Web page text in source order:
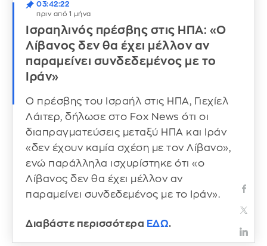
03:42:22
πριν από 1 μήνα
Ισραηλινός πρέσβης στις ΗΠΑ: «Ο
Λίβανος δεν θα έχει μέλλον αν
παραμείνει συνδεδεμένος με το
Ιράν»
Ο πρέσβης του Ισραήλ στις ΗΠΑ, Γιεχίελ
Λάιτερ, δήλωσε στο Fox News ότι οι
διαπραγματεύσεις μεταξύ ΗΠΑ και Ιράν
«δεν έχουν καμία σχέση με τον Λίβανο»,
ενώ παράλληλα ισχυρίστηκε ότι «ο
Λίβανος δεν θα έχει μέλλον αν
παραμείνει συνδεδεμένος με το Ιράν».
Διαβάστε περισσότερα ΕΔΩ.